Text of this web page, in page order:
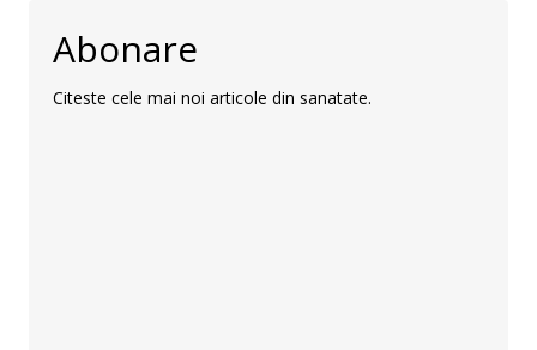
Abonare
Citeste cele mai noi articole din sanatate.